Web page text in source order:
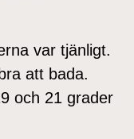
var tjänligt.
att bada.
och 21 grader